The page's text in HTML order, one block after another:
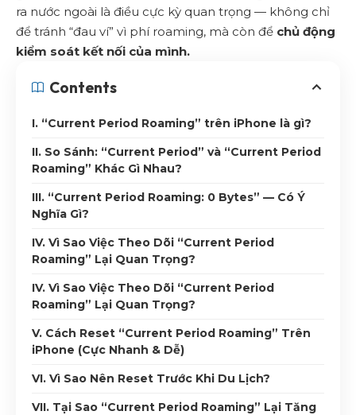
ra nước ngoài là điều cực kỳ quan trọng — không chỉ
để tránh “đau ví” vì phí roaming, mà còn để chủ động
kiểm soát kết nối của mình.
Contents
I. “Current Period Roaming” trên iPhone là gì?
II. So Sánh: “Current Period” và “Current Period
Roaming” Khác Gì Nhau?
III. “Current Period Roaming: 0 Bytes” — Có Ý
Nghĩa Gì?
IV. Vì Sao Việc Theo Dõi “Current Period
Roaming” Lại Quan Trọng?
IV. Vì Sao Việc Theo Dõi “Current Period
Roaming” Lại Quan Trọng?
V. Cách Reset “Current Period Roaming” Trên
iPhone (Cực Nhanh & Dễ)
VI. Vì Sao Nên Reset Trước Khi Du Lịch?
VII. Tại Sao “Current Period Roaming” Lại Tăng